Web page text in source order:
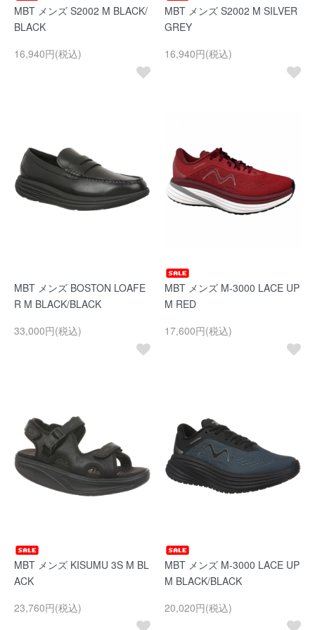
MBT メンズ S2002 M BLACK/
BLACK
16,940円(税込)
MBT メンズ S2002 M SILVER
GREY
16,940円(税込)
MBT メンズ BOSTON LOAFE
R M BLACK/BLACK
33,000円(税込)
MBT メンズ M-3000 LACE UP
M RED
17,600円(税込)
MBT メンズ KISUMU 3S M BL
ACK
23,760円(税込)
MBT メンズ M-3000 LACE UP
M BLACK/BLACK
20,020円(税込)